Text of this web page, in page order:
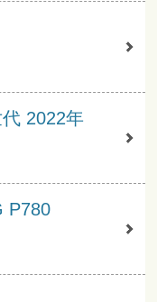
2022年
P780